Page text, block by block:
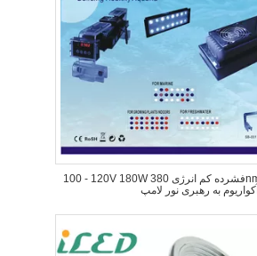
100 - 120V 180W فشرده کم انرژی 380nm مصرف UVA CE
آکواریوم به رهبری نور لامپ